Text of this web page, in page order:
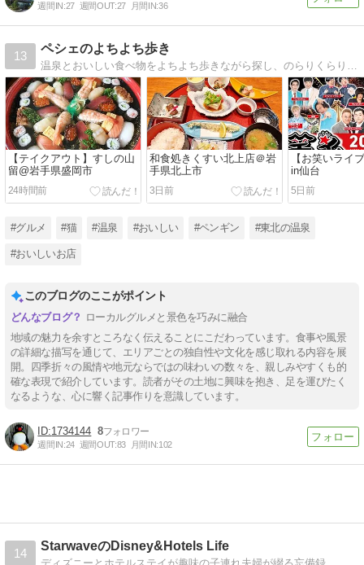
週間IN:27 週間OUT:27 月間IN:36
13
ペシェのよちよち歩き
温泉とおいしい食べ物をよちよち歩きながら探し、のらりくらりと書いています。
【テイクアウト】すしの山
留@岩手県盛岡市
24時間前
和食処きくすい北上店＠岩
手県北上市
3日前
【お笑いライ
in仙台
5日前
#グルメ #猫 #温泉 #おいしい #ペンギン #東北の温泉
#おいしいお店
このブログのここがポイント
ローカルグルメと景色を巧みに融合
地域の魅力を余すところなく伝えることにこだわっています。食事や風景
の詳細な描写を通じて、エリアごとの独自性や文化を感じ取れる内容を展
開。四季折々の風情や地元ならではの味わいの数々を、親しみやすくも的
確な表現で紹介しています。読者がその土地に興味を抱き、足を運びたく
なるような、心に響く記事作りを意識しています。
1734144 8
週間IN:24 週間OUT:83 月間IN:102
14
StarwaveのDisney&Hotels Life